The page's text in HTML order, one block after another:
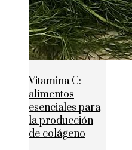
Vitamina C:
alimentos
esenciales para
la producción
de colágeno